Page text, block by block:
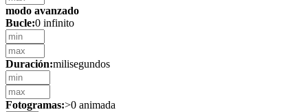
modo avanzado
Bucle:0 infinito
Duración:milisegundos
Fotogramas:>0 animada